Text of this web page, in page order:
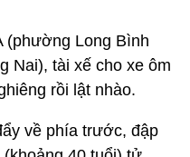
(phường Long Bình
Nai), tài xế cho xe ôm
rồi lật nhào.
về phía trước, đập